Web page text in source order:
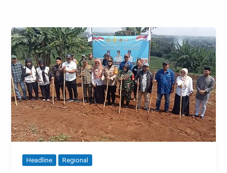
Headline Regional